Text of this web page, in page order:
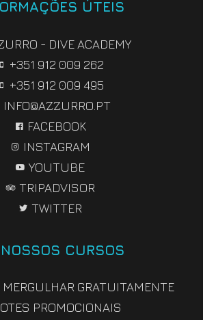
CURSOS
MERGULHAR GRATUITAMENTE
PROMOCIONAIS
ÚTEIS
- DIVE ACADEMY
+351 912 009 262
+351 912 009 495
INFO@AZZURRO.PT
FACEBOOK
INSTAGRAM
YOUTUBE
TRIPADVISOR
TWITTER